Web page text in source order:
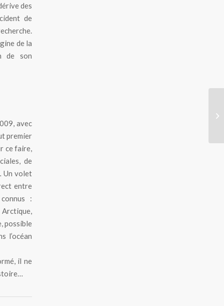
des
de
de la
de son
avec
premier
ce faire,
de
Un volet
entre
:
Arctique,
possible
l’océan
il ne